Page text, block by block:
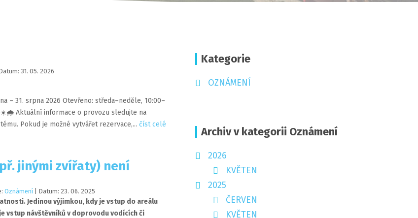
31. 05. 2026
– 31. srpna 2026 Otevřeno: středa–neděle, 10:00–
☀️🌧️ Aktuální informace o provozu sledujte na
Pokud je možné vytvářet rezervace,... číst celé
jinými zvířaty) není
Oznámení | Datum: 23. 06. 2025
Jedinou výjimkou, kdy je vstup do areálu
vstup návštěvníků v doprovodu vodících či
Kategorie
OZNÁMENÍ
Archiv v kategorii Oznámení
2026
KVĚTEN
2025
ČERVEN
KVĚTEN